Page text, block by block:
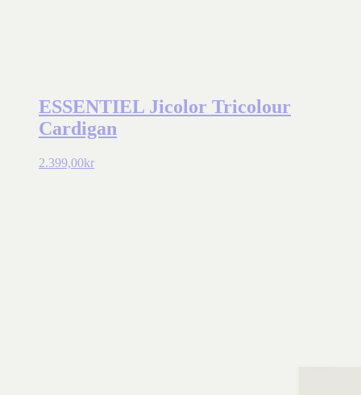
ESSENTIEL Jicolor Tricolour
Cardigan
2.399,00kr